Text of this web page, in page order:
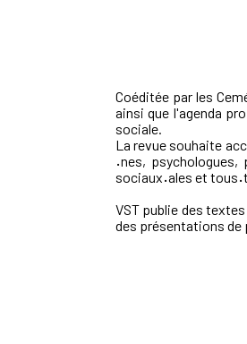
Coéditée par les
ainsi que l'agenda
sociale.
La revue souhaite
·nes, psychologues,
sociaux·ales et tous·
VST publie des
des présentations de